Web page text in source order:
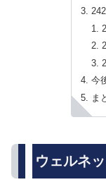
今
ま
ウェルネ